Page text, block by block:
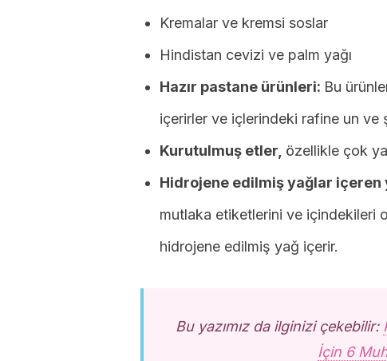
Kremalar ve kremsi soslar
Hindistan cevizi ve palm yağı
Hazır pastane ürünleri: Bu
içerirler ve içlerindeki rafine un ve
Kurutulmuş etler, özellikle çok
Hidrojene edilmiş yağlar içeren
mutlaka etiketlerini ve içindekileri
hidrojene edilmiş yağ içerir.
Bu yazımız da ilginizi çekebilir:
İçin 6